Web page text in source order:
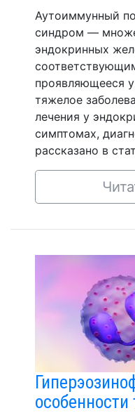
Аутоиммунный
синдром —
эндокринных
проявляющееся
тяжелое
лечения у
симптомах,
рассказано в
особенности